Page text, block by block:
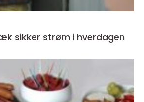
Elektriker vedbæk sikker strøm i hverdagen